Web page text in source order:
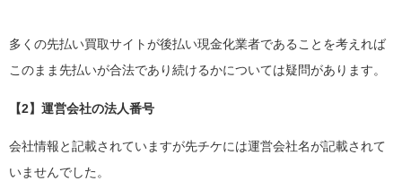
多くの先払い買取サイトが後払い現金化業者であることを考えれば
このまま先払いが合法であり続けるかについては疑問があります。
【2】運営会社の法人番号
会社情報と記載されていますが先チケには運営会社名が記載されて
いませんでした。